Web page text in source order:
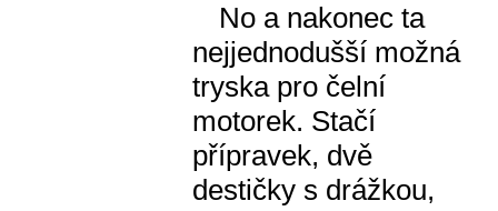
No a nakonec ta
nejjednodušší možná
tryska pro čelní
motorek. Stačí
přípravek, dvě
destičky s drážkou,